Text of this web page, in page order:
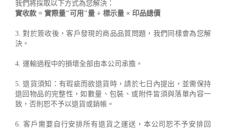
我們將採取以下方式為您解決：
實收款 = 實際量"可用"量 ÷ 標示量 × 印品總價
3. 對於簽收後，客戶發現的商品品質問題，我們同樣會為您解
決。
4. 運輸過程中的損壞全部由本公司承擔。
5. 退貨須知：有瑕疵而欲退貨時，請於七日內提出，並需保持
退回物品的完整性，如數量、包裝、或附件皆須與落單內容一
致，否則恕不予以退貨或銷帳。
6. 客戶需要自行安排所有退貨之運送，本公司恕不予安排回